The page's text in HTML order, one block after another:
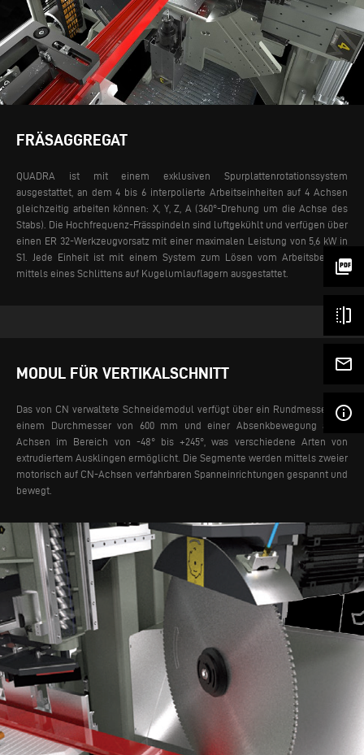
picture_as_pdf
flip
mail_outline
info_outline
FRÄSAGGREGAT
QUADRA ist mit einem exklusiven Spurplattenrotationssystem
ausgestattet, an dem 4 bis 6 interpolierte Arbeitseinheiten auf 4 Achsen
gleichzeitig arbeiten können: X, Y, Z, A (360°-Drehung um die Achse des
Stabs). Die Hochfrequenz-Frässpindeln sind luftgekühlt und verfügen über
einen ER 32-Werkzeugvorsatz mit einer maximalen Leistung von 5,6 kW in
S1. Jede Einheit ist mit einem System zum Lösen vom Arbeitsbereich
mittels eines Schlittens auf Kugelumlauflagern ausgestattet.
MODUL FÜR VERTIKALSCHNITT
Das von CN verwaltete Schneidemodul verfügt über ein Rundmesser mit
einem Durchmesser von 600 mm und einer Absenkbewegung auf 3
Achsen im Bereich von -48° bis +245°, was verschiedene Arten von
extrudiertem Ausklingen ermöglicht. Die Segmente werden mittels zweier
motorisch auf CN-Achsen verfahrbaren Spanneinrichtungen gespannt und
bewegt.